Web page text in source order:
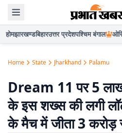
होमझारखण्डबिहारउत्तर प्रदेशपश्चिम बंगाल
Home State Jharkhand Palamu
Dream 11 पर 5
के इस शख्स की लगी
के मैच में जीता 3 करोड़